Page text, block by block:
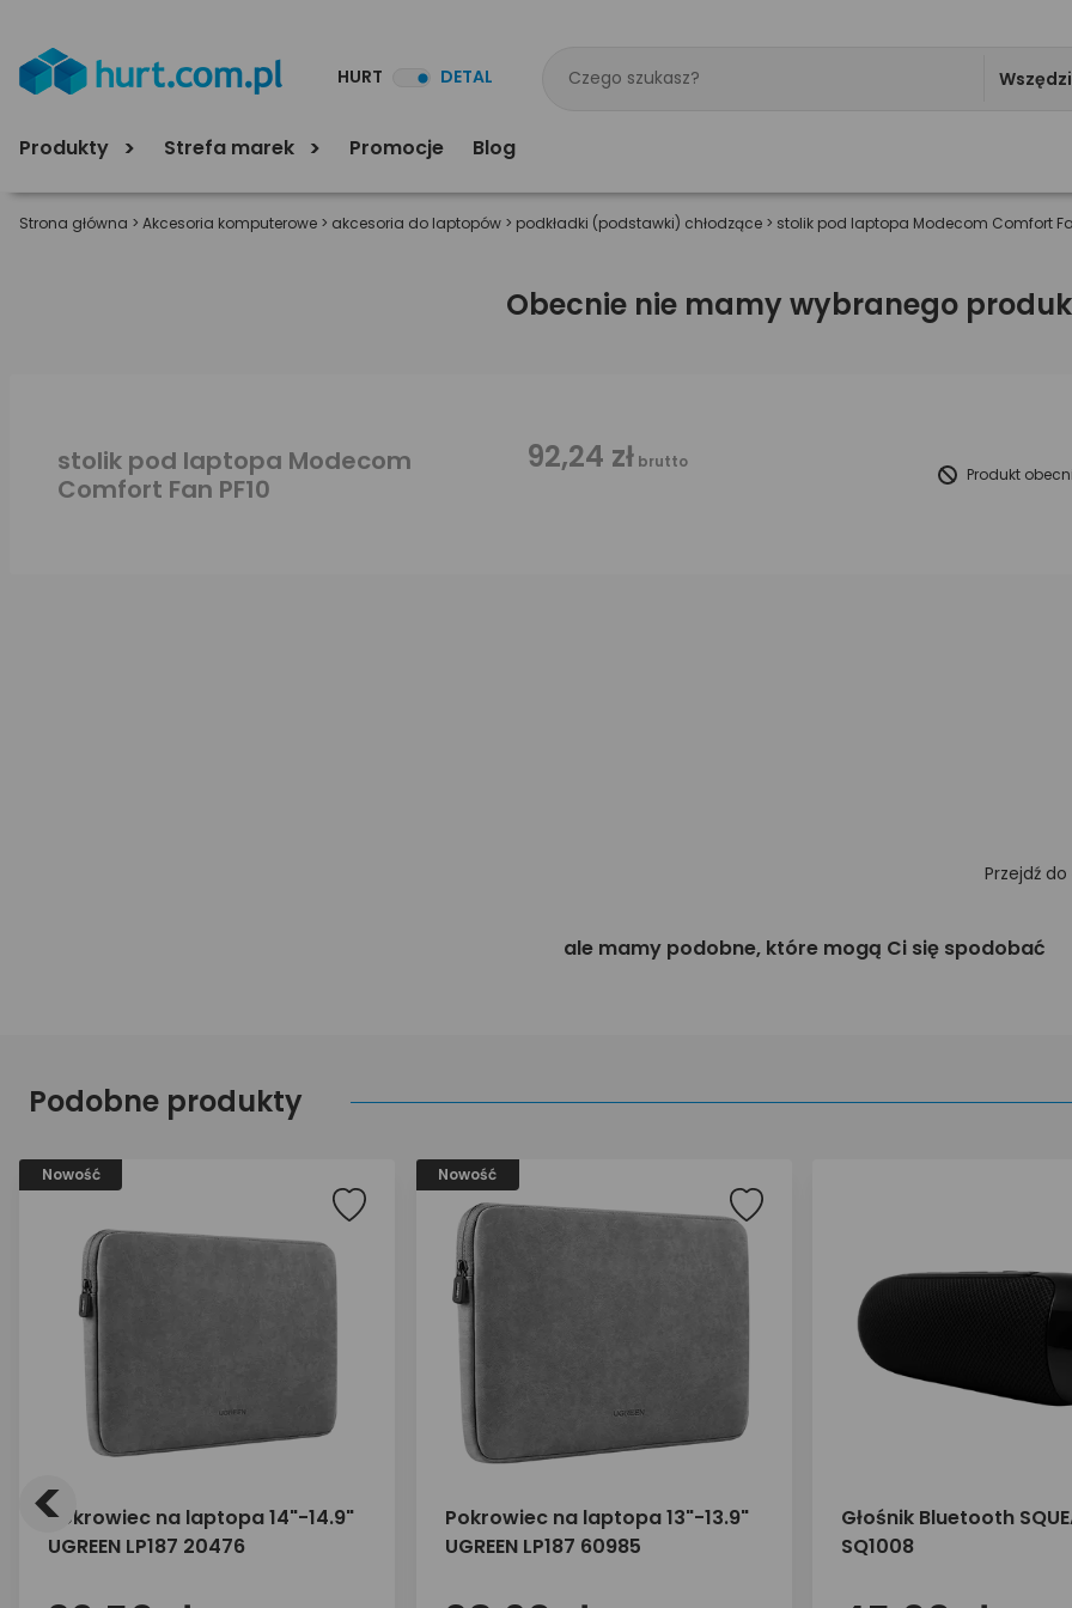
HURT DETAL
Produkty Strefa marek Promocje Blog
Strona główna > Akcesoria komputerowe > akcesoria do laptopów > podkładki (podstawki) chłodzące > stolik pod laptopa Modecom Comfort
Obecnie nie mamy wybranego
stolik pod laptopa Modecom
Comfort Fan PF10
92,24 zł brutto
Produkt
Przejdź do
ale mamy podobne, które mogą Ci się spodobać
Podobne produkty
Nowość
Pokrowiec na laptopa 14"-14.9"
UGREEN LP187 20476
Nowość
Pokrowiec na laptopa 13"-13.9"
UGREEN LP187 60985
Głośnik Bluetooth
SQ1008
<